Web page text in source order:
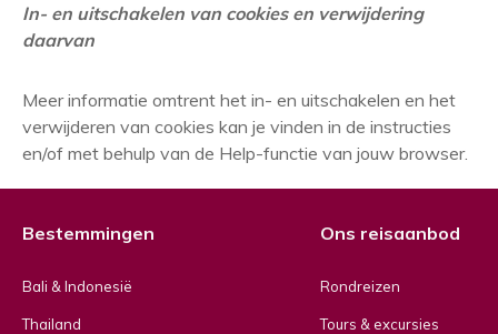
In- en uitschakelen van cookies en verwijdering
daarvan
Meer informatie omtrent het in- en uitschakelen en het
verwijderen van cookies kan je vinden in de instructies
en/of met behulp van de Help-functie van jouw browser.
Bestemmingen
Bali & Indonesië
Thailand
Ons reisaanbod
Rondreizen
Tours & excursies